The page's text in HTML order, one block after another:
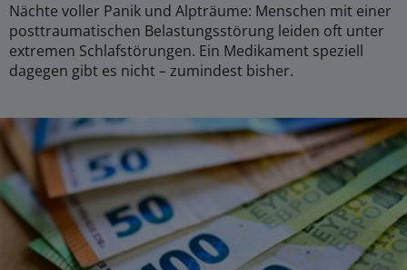
Nächte voller Panik und Alpträume: Menschen mit einer
posttraumatischen Belastungsstörung leiden oft unter
extremen Schlafstörungen. Ein Medikament speziell
dagegen gibt es nicht – zumindest bisher.